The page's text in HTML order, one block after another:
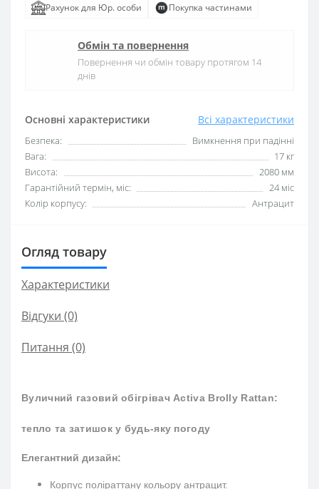
Основні характеристики Всі характеристики
Безпека:
Вимкнення при падінні
Вага:
17 кг
Висота:
2080 мм
Гарантійний термін, міс:
24 міс
Колір корпусу:
Антрацит
Рахунок для Юр. особи
Покупка частинами
Обмін та повернення
Повернення чи обмін товару протягом 14
днів
Огляд товару
Характеристики
Відгуки (0)
Питання (0)
Вуличний газовий обігрівач Activa Brolly Rattan:
тепло та затишок у будь-яку погоду
Елегантний дизайн:
Корпус поліраттану кольору антрацит.